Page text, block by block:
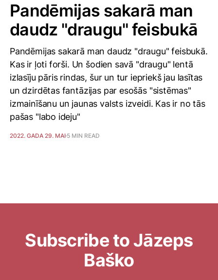
Pandēmijas sakarā man
daudz "draugu" feisbukā
Pandēmijas sakarā man daudz "draugu" feisbukā.
Kas ir ļoti forši. Un šodien savā "draugu" lentā
izlasīju pāris rindas, šur un tur iepriekš jau lasītas
un dzirdētas fantāzijas par esošās "sistēmas"
izmainīšanu un jaunas valsts izveidi. Kas ir no tās
pašas "labo ideju"
2022. GADA 29. MAI 5 MIN READ
Subscribe to Jāzeps
Baško